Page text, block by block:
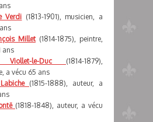
Verdi (1813-1901), musicien, a
Millet(1814-1875), peintre,
ans
Viollet-le-Duc (1814-1879),
a vécu 65 ans
(1815-1888), auteur, a
(1818-1848), auteur, a vécu